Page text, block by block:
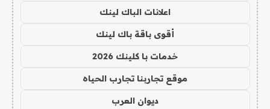
اعلانات الباك لينك
أقوى باقة باك لينك
خدمات با كلينك 2026
موقع تجاربنا تجارب الحياه
ديوان العرب